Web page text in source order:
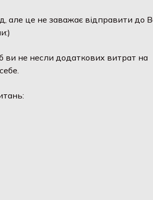
але це не заважає відправити до Вас